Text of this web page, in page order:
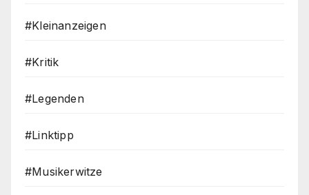
#Kleinanzeigen
#Kritik
#Legenden
#Linktipp
#Musikerwitze